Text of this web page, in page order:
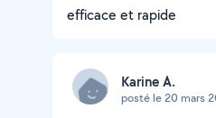
efficace et rapide
Karine A.
posté le 20 mars